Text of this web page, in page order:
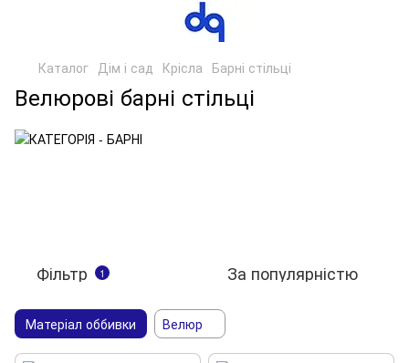
Каталог Дім і сад Крісла Барні стільці
Велюрові барні стільці
Фільтр 1 За популярністю
Матеріал оббивки Велюр